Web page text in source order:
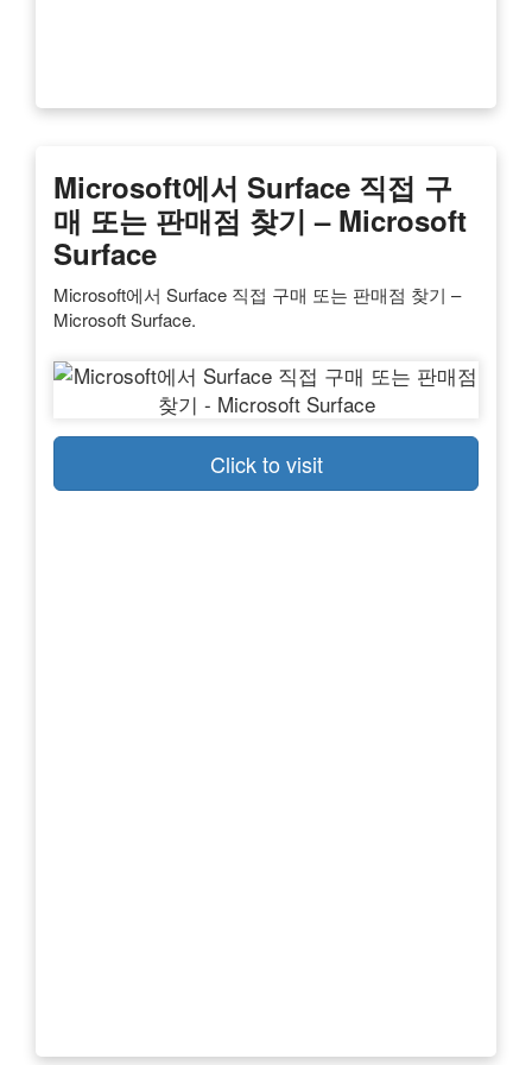
Microsoft에서 Surface 직접 구
매 또는 판매점 찾기 – Microsoft
Surface
Microsoft에서 Surface 직접 구매 또는 판매점 찾기 –
Microsoft Surface.
Click to visit